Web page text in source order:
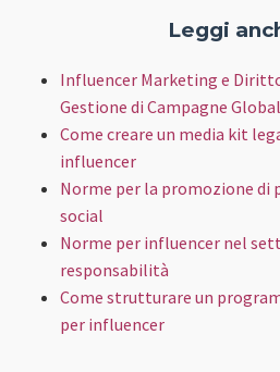
Leggi
Influencer Marketing e
Gestione di Campagne
Come creare un media kit
influencer
Norme per la promozione
social
Norme per influencer nel
responsabilità
Come strutturare un
per influencer